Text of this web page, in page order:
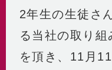
地域貢献活動
人材育成と多様な
取得認証
第2プラント
主要設備
地域導管
省エネ法 定期報
熱供給事業者別排
横浜市環境保全協
2年生の生徒さ
る当社の取り
を頂き、11月